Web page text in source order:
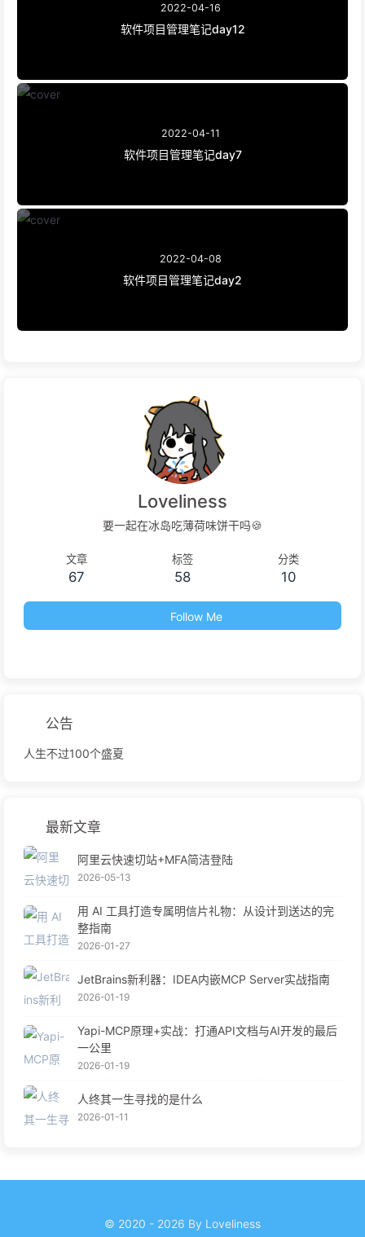
2022-04-16
软件项目管理笔记day12
2022-04-11
软件项目管理笔记day7
2022-04-08
软件项目管理笔记day2
Loveliness
要一起在冰岛吃薄荷味饼干吗🍪
文章
67
标签
58
分类
10
Follow Me
公告
人生不过100个盛夏
最新文章
阿里云快速切站+MFA简洁登陆
2026-05-13
用 AI 工具打造专属明信片礼物：从设计到送达的完
整指南
2026-01-27
JetBrains新利器：IDEA内嵌MCP Server实战指南
2026-01-19
Yapi-MCP原理+实战：打通API文档与AI开发的最后
一公里
2026-01-19
人终其一生寻找的是什么
2026-01-11
© 2020 - 2026 By Loveliness